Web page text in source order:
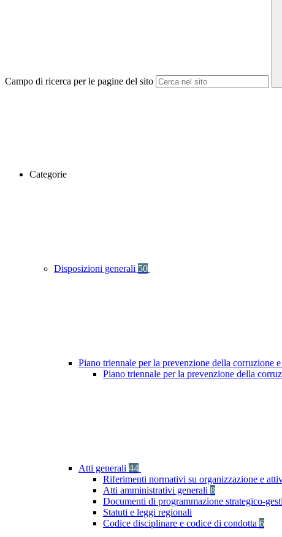
Campo di ricerca per le pagine del sito
Categorie
Disposizioni generali 50
Piano triennale per la prevenzione della corruzione e
Piano triennale per la prevenzione della
Atti generali 44
Riferimenti normativi su organizzazione e
Atti amministrativi generali 8
Documenti di programmazione strategico-
Statuti e leggi regionali
Codice disciplinare e codice di condotta 6